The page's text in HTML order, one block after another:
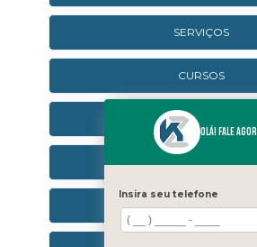
SERVIÇOS
CURSOS
CURSOS ONLINE
AGENDA
CONTATO
Olá! Fale
Insira seu telefone